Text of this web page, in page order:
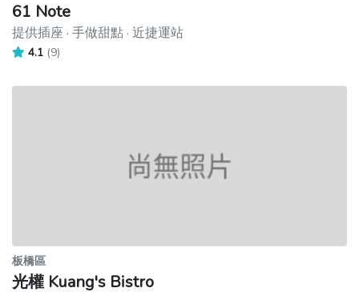
61 Note
提供插座 · 手做甜點 · 近捷運站
4.1 (9)
板橋區
光權 Kuang's Bistro